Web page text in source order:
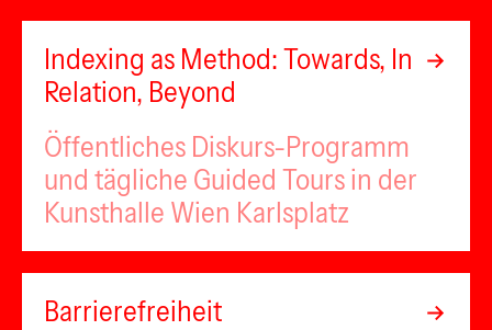
Indexing as Method: Towards, In
Relation, Beyond
Öffentliches Diskurs-Programm
und tägliche Guided Tours in der
Kunsthalle Wien Karlsplatz
Barrierefreiheit